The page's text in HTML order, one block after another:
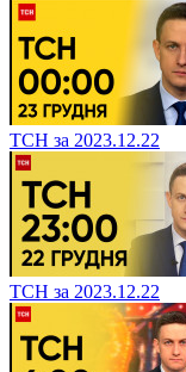
ТСН за 2023.12.22
ТСН за 2023.12.22